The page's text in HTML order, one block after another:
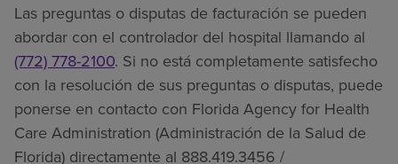
Las preguntas o disputas de facturación se pueden
abordar con el controlador del hospital llamando al
(772) 778-2100. Si no está completamente satisfecho
con la resolución de sus preguntas o disputas, puede
ponerse en contacto con Florida Agency for Health
Care Administration (Administración de la Salud de
Florida) directamente al 888.419.3456 /